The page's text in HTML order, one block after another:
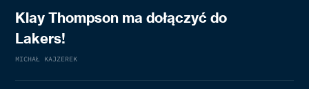
Klay Thompson ma dołączyć do
Lakers!
MICHAŁ KAJZEREK